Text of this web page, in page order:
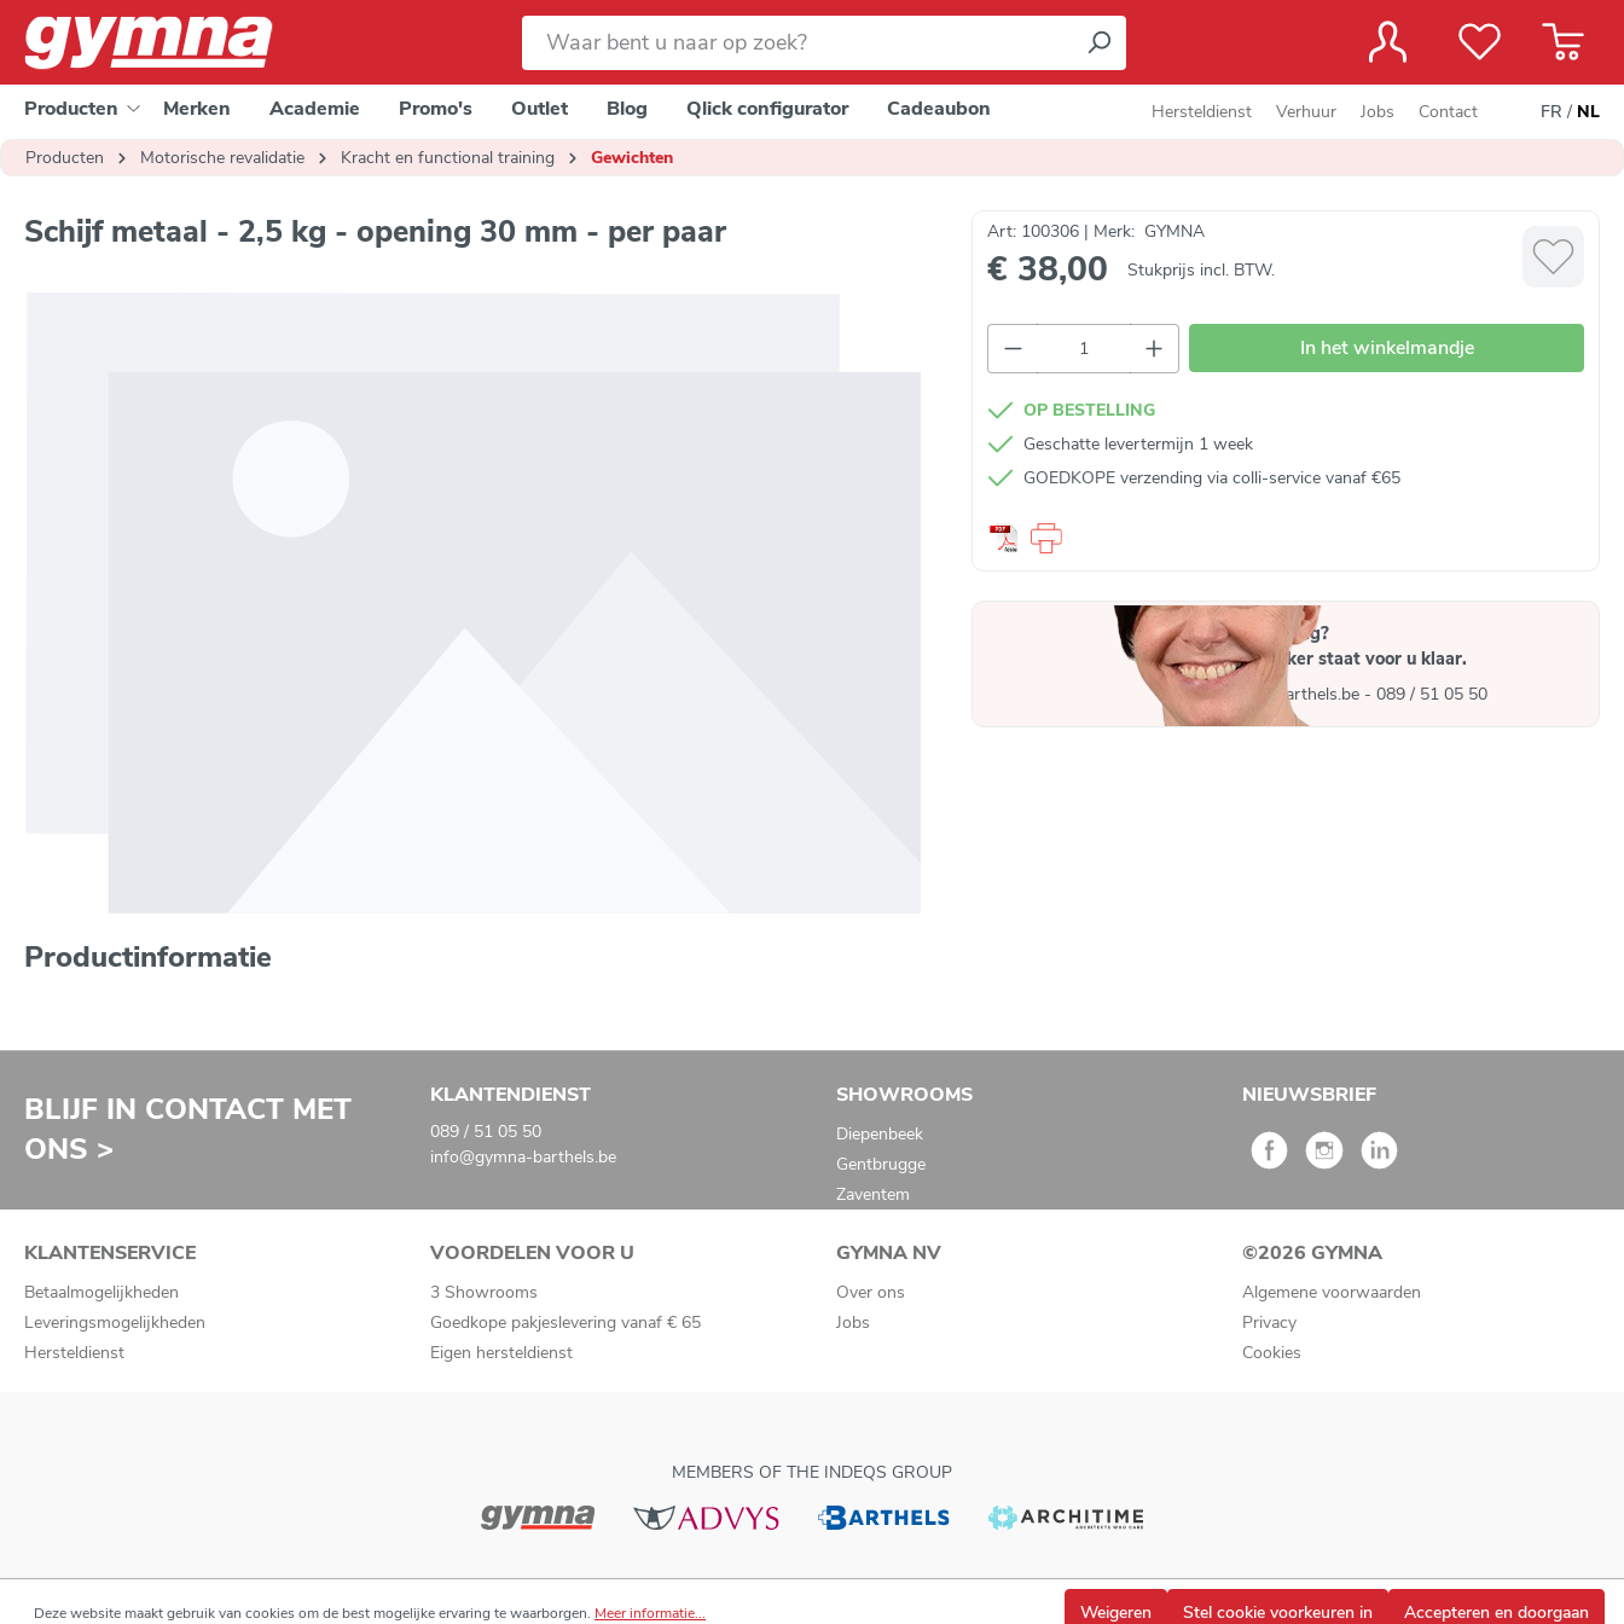
zoekopdracht Ga naar de hoofdnavigatie
Producten Merken Academie Promo's Outlet Blog Qlick configurator Cadeaubon Hersteldienst Verhuur Jobs Contact FR / NL
Producten
Motorische revalidatie Kracht en functional training Gewichten
Schijf metaal - 2,5 kg - opening 30 mm - per paar
Productinformatie
Art: 100306 | Merk: GYMNA
€ 38,00 Stukprijs incl. BTW.
Producthoeveelheid: Voer de gewenste
In het winkelmandje
OP BESTELLING
Geschatte levertermijn 1 week
GOEDKOPE verzending via colli-service vanaf €65
Heeft u een vraag?
Een medewerker staat voor u klaar.
info@gymna-barthels.be - 089 / 51 05 50
BLIJF IN CONTACT MET
ONS >
KLANTENDIENST
089 / 51 05 50
info@gymna-barthels.be
SHOWROOMS
Diepenbeek
Gentbrugge
Zaventem
NIEUWSBRIEF
KLANTENSERVICE
Betaalmogelijkheden
Leveringsmogelijkheden
Hersteldienst
VOORDELEN VOOR U
3 Showrooms
Goedkope pakjeslevering vanaf € 65
Eigen hersteldienst
GYMNA NV
Over ons
Jobs
©2026 GYMNA
Algemene voorwaarden
Privacy
Cookies
MEMBERS OF THE INDEQS GROUP
Deze website maakt gebruik van cookies om de best mogelijke ervaring te waarborgen. Meer informatie... Weigeren Stel cookie voorkeuren in Accepteren en doorgaan